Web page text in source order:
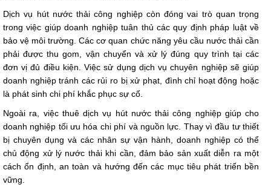
Dịch vụ hút nước thải công nghiệp còn đóng vai trò quan trọng
trong việc giúp doanh nghiệp tuân thủ các quy định pháp luật về
bảo vệ môi trường. Các cơ quan chức năng yêu cầu nước thải cần
phải được thu gom, vận chuyển và xử lý đúng quy trình tại các
đơn vị đủ điều kiện. Việc sử dụng dịch vụ chuyên nghiệp sẽ giúp
doanh nghiệp tránh các rủi ro bị xử phạt, đình chỉ hoạt động hoặc
là phát sinh chi phí khắc phục sự cố.
Ngoài ra, việc thuê dịch vụ hút nước thải công nghiệp giúp cho
doanh nghiệp tối ưu hóa chi phí và nguồn lực. Thay vì đầu tư thiết
bị chuyên dụng và các nhân sự vận hành, doanh nghiệp có thể
chủ động xử lý nước thải khi cần, đảm bảo sản xuất diễn ra một
cách ổn định, an toàn và hướng đến các mục tiêu phát triển bền
vững.